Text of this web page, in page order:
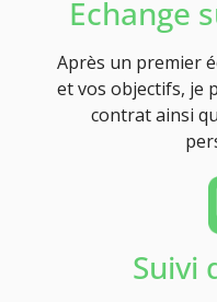
Echange
Après un premier
et vos objectifs, je
contrat ainsi
Suivi